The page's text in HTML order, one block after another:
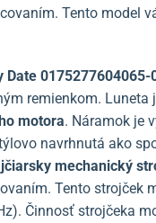
Tento model
Date 0175277604065-
remienkom. Luneta
motora. Náramok je
navrhnutá ako
mechanický
Tento strojček
Činnosť strojčeka